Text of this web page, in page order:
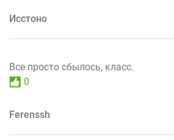
Исстоно
Все просто сбылось, класс.
0
Ferenssh